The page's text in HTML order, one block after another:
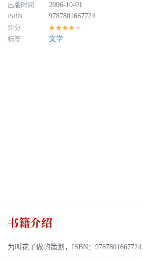
出版时间
2006-10-01
ISBN
9787801667724
评分
★★★★★
标签 文学
书籍介绍
为叫花子做的策划，ISBN：